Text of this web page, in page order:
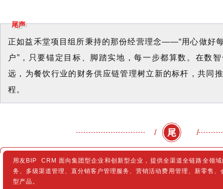
尾声
正如益禾堂项目组所秉持的那份经营理念——“用心做好
户”，只要锚定目标、脚踏实地，每一步都算数。在数
远，为餐饮行业的财务供应链管理树立新的标杆，共同
程。
/ 尾 /
用友BIP CRM 面向集团型企业和创新型企业，提供全渠道全链路全领
务、多级渠道管理、直分销客户管理服务、营销活动费用管理、新零售
型产品。